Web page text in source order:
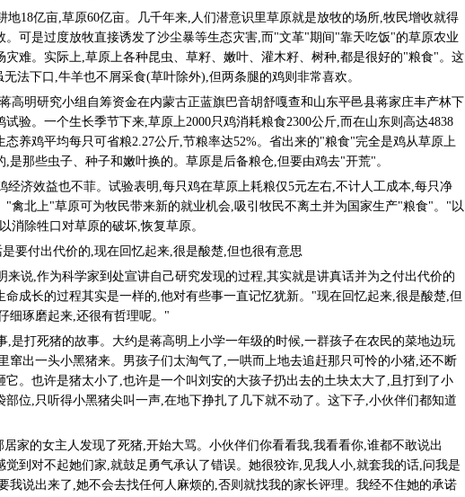
地18亿亩,草原60亿亩。几千年来,人们潜意识里草原就是放牧的场所,牧民增收就得
。可是过度放牧直接诱发了沙尘暴等生态灾害,而"文革"期间"靠天吃饭"的草原农业
灾难。实际上,草原上各种昆虫、草籽、嫩叶、灌木籽、树种,都是很好的"粮食"。这
法下口,牛羊也不屑采食(草叶除外),但两条腿的鸡则非常喜欢。
高明研究小组自筹资金在内蒙古正蓝旗巴音胡舒嘎查和山东平邑县蒋家庄丰产林下
试验。一个生长季节下来,草原上2000只鸡消耗粮食2300公斤,而在山东则高达4838
态养鸡平均每只可省粮2.27公斤,节粮率达52%。省出来的"粮食"完全是鸡从草原上
,是那些虫子、种子和嫩叶换的。草原是后备粮仓,但要由鸡去"开荒"。
经济效益也不菲。试验表明,每只鸡在草原上耗粮仅5元左右,不计人工成本,每只净
"禽北上"草原可为牧民带来新的就业机会,吸引牧民不离土并为国家生产"粮食"。"以
消除牲口对草原的破坏,恢复草原。
要付出代价的,现在回忆起来,很是酸楚,但也很有意思
来说,作为科学家到处宣讲自己研究发现的过程,其实就是讲真话并为之付出代价的
命成长的过程其实是一样的,他对有些事一直记忆犹新。"现在回忆起来,很是酸楚,但
细琢磨起来,还很有哲理呢。"
,是打死猪的故事。大约是蒋高明上小学一年级的时候,一群孩子在农民的菜地边玩
窜出一头小黑猪来。男孩子们太淘气了,一哄而上地去追赶那只可怜的小猪,还不断
它。也许是猪太小了,也许是一个叫刘安的大孩子扔出去的土块太大了,且打到了小
部位,只听得小黑猪尖叫一声,在地下挣扎了几下就不动了。这下子,小伙伴们都知道
居家的女主人发现了死猪,开始大骂。小伙伴们你看看我,我看看你,谁都不敢说出
觉到对不起她们家,就鼓足勇气承认了错误。她很狡诈,见我人小,就套我的话,问我是
我说出来了,她不会去找任何人麻烦的,否则就找我的家长评理。我经不住她的承诺